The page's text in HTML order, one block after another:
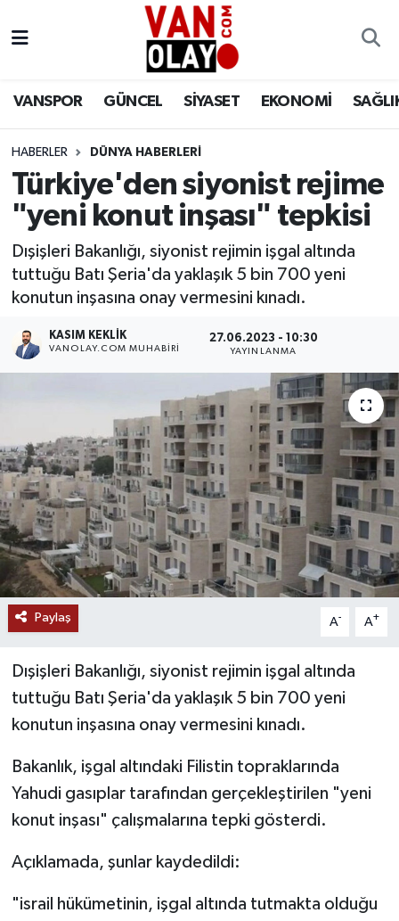
VANSPOR GÜNCEL SİYASET EKONOMİ
HABERLER DÜNYA HABERLERİ
Türkiye'den siyonist rejime
"yeni konut inşası" tepkisi
Dışişleri Bakanlığı, siyonist rejimin işgal altında
tuttuğu Batı Şeria'da yaklaşık 5 bin 700 yeni
konutun inşasına onay vermesini kınadı.
KASIM KEKLIK
VANOLAY.COM MUHABIRI
27.06.2023 - 10:30
YAYINLANMA
Paylaş A- A+
Dışişleri Bakanlığı, siyonist rejimin işgal altında
tuttuğu Batı Şeria'da yaklaşık 5 bin 700 yeni
konutun inşasına onay vermesini kınadı.
Bakanlık, işgal altındaki Filistin topraklarında
Yahudi gasıplar tarafından gerçekleştirilen "yeni
konut inşası" çalışmalarına tepki gösterdi.
Açıklamada, şunlar kaydedildi:
"israil hükümetinin, işgal altında tutmakta olduğu
Siyaset
Ekonomi
Sağlık
Eğitim
Bilim & Teknoloji
RESMİ İLANLAR
Van Nöbetçi Eczaneler
Van Namaz Vakitleri
Van Trafik Yoğunluk Haritası
Süper Lig Puan Durumu ve Fikstür
Tüm Manşetler
Son Dakika Haberleri